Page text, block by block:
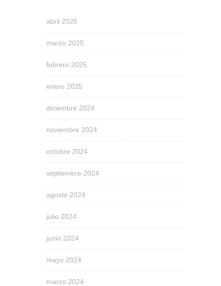
abril 2025
marzo 2025
febrero 2025
enero 2025
diciembre 2024
noviembre 2024
octubre 2024
septiembre 2024
agosto 2024
julio 2024
junio 2024
mayo 2024
marzo 2024